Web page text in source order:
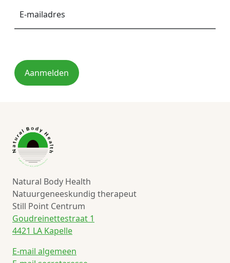
Aanmelden
Natural Body Health
Natuurgeneeskundig therapeut
Still Point Centrum
Goudreinettestraat 1
4421 LA Kapelle
E-mail algemeen